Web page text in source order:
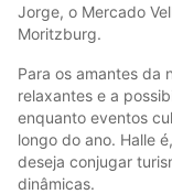
Jorge, o Mercado
Moritzburg.
Para os amantes da
relaxantes e a
enquanto eventos
longo do ano. Halle
deseja conjugar
dinâmicas.